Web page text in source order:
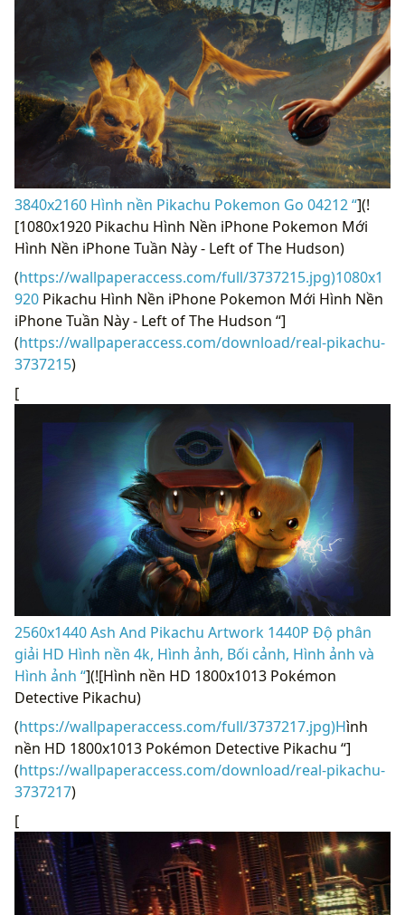
3840x2160 Hình nền Pikachu Pokemon Go 04212 “](!
[1080x1920 Pikachu Hình Nền iPhone Pokemon Mới
Hình Nền iPhone Tuần Này - Left of The Hudson)
(https://wallpaperaccess.com/full/3737215.jpg)1080x1
920 Pikachu Hình Nền iPhone Pokemon Mới Hình Nền
iPhone Tuần Này - Left of The Hudson “]
(https://wallpaperaccess.com/download/real-pikachu-
3737215)
[
2560x1440 Ash And Pikachu Artwork 1440P Độ phân
giải HD Hình nền 4k, Hình ảnh, Bối cảnh, Hình ảnh và
Hình ảnh “](![Hình nền HD 1800x1013 Pokémon
Detective Pikachu)
(https://wallpaperaccess.com/full/3737217.jpg)Hình
nền HD 1800x1013 Pokémon Detective Pikachu “]
(https://wallpaperaccess.com/download/real-pikachu-
3737217)
[